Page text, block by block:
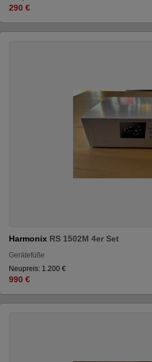
290 €
Harmonix RS 1502M 4er Set
Gerätefüße
Neupreis: 1.200 €
990 €